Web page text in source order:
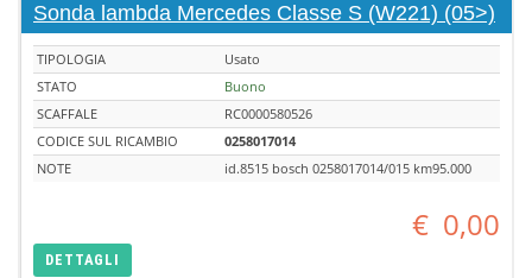
Sonda lambda Mercedes Classe S (W221) (05>)
TIPOLOGIA
Usato
STATO
Buono
SCAFFALE
RC0000580526
CODICE SUL RICAMBIO
0258017014
NOTE
id.8515 bosch 0258017014/015 km95.000
€ 0,00
DETTAGLI